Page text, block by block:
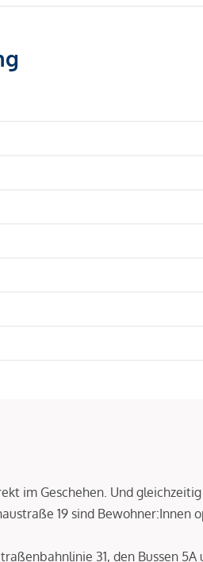
im Geschehen. Und
19 sind Bewohner:Innen
31, den Bussen